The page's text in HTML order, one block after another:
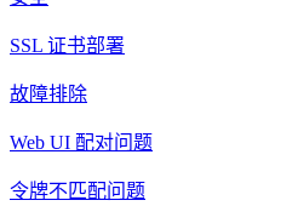
SSL 证书部署
故障排除
Web UI 配对问题
令牌不匹配问题